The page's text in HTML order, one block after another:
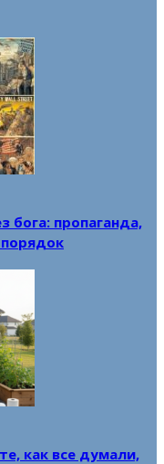
бога: пропаганда,
как все думали,